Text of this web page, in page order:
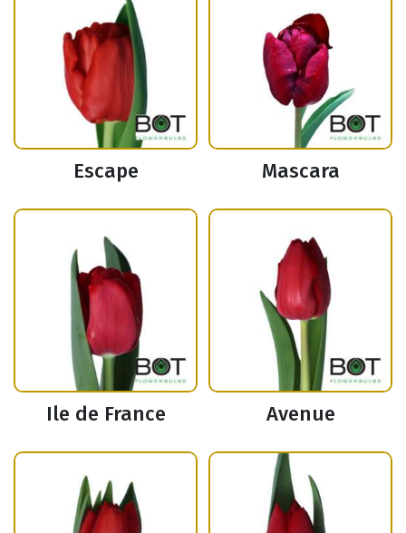
Escape Mascara
Ile de France Avenue